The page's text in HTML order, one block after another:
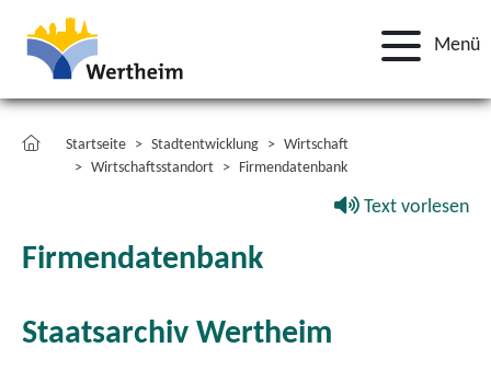
Menü
Startseite Stadtentwicklung
Wirtschaft
Wirtschaftsstandort
Firmendatenbank
Text vorlesen
Firmendatenbank
Staatsarchiv Wertheim